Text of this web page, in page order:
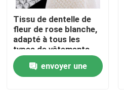
Contrôle de qualité
Contactez-nous
Demandez une citation
Tissu de dentelle de
fleur de rose blanche,
adapté à tous les
types de vêtements,
support de tissus sur
mesure.envoyer une